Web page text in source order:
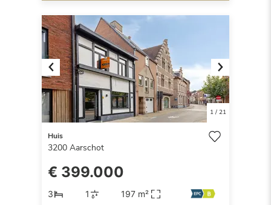
Previous Next
1/ 21
Huis
3200 Aarschot
€ 399.000
3 1 197 m²